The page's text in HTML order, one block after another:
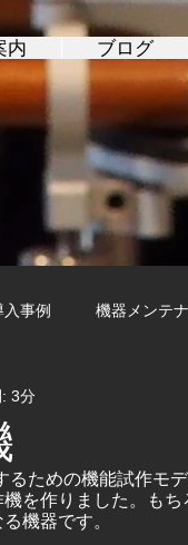
内 ブログ
入事例 機器メンテ
3分
ための機能試作モ
を作りました。も
機器です。